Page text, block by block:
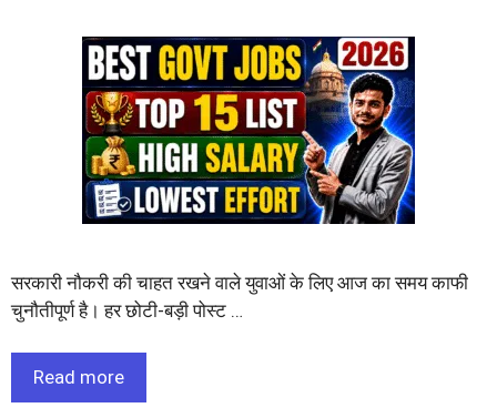
सरकारी नौकरी की चाहत रखने वाले युवाओं के लिए आज का समय काफी
चुनौतीपूर्ण है। हर छोटी-बड़ी पोस्ट …
Read more